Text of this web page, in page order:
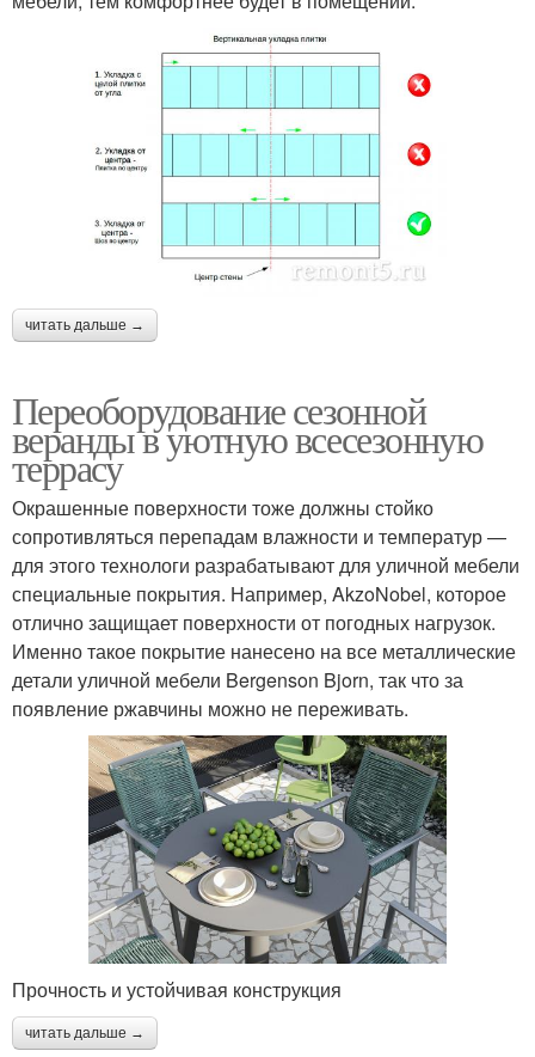
читать дальше →
Переоборудование сезонной
веранды в уютную всесезонную
террасу
Окрашенные поверхности тоже должны стойко
сопротивляться перепадам влажности и температур —
для этого технологи разрабатывают для уличной мебели
специальные покрытия. Например, AkzoNobel, которое
отлично защищает поверхности от погодных нагрузок.
Именно такое покрытие нанесено на все металлические
детали уличной мебели Bergenson Bjorn, так что за
появление ржавчины можно не переживать.
Прочность и устойчивая конструкция
читать дальше →